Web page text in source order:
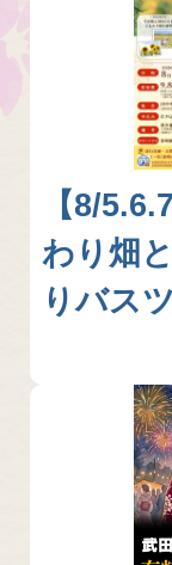
【8/
わり畑
りバス